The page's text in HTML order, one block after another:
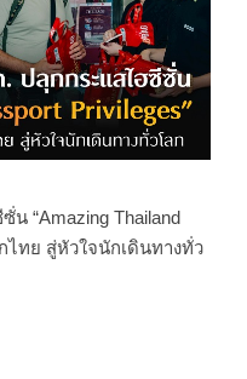
“Amazing Thailand
ไทย สู่หัวใจนักเดินทางทั่ว